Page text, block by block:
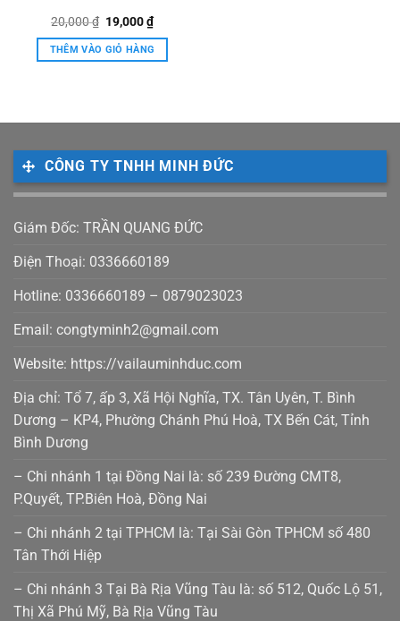
20,000₫ Giá
gốc
là:
20,000 ₫.
19,000₫Giá
hiện
tại
là:
THÊM VÀO GIỎ HÀNG
CÔNG TY TNHH MINH ĐỨC
Giám Đốc: TRẦN QUANG ĐỨC
Điện Thoại: 0336660189
Hotline: 0336660189 – 0879023023
Email: congtyminh2@gmail.com
Website: https://vailauminhduc.com
Địa chỉ: Tổ 7, ấp 3, Xã Hội Nghĩa, TX. Tân Uyên, T. Bình
Dương – KP4, Phường Chánh Phú Hoà, TX Bến Cát, Tỉnh
Bình Dương
– Chi nhánh 1 tại Đồng Nai là: số 239 Đường CMT8,
P.Quyết, TP.Biên Hoà, Đồng Nai
– Chi nhánh 2 tại TPHCM là: Tại Sài Gòn TPHCM số 480
Tân Thới Hiệp
– Chi nhánh 3 Tại Bà Rịa Vũng Tàu là: số 512, Quốc Lộ 51,
Thị Xã Phú Mỹ, Bà Rịa Vũng Tàu